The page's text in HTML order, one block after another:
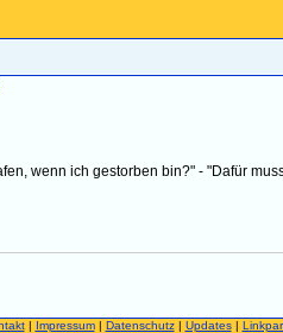
wenn ich gestorben bin?" - "Dafür
| Impressum| Datenschutz| Updates|